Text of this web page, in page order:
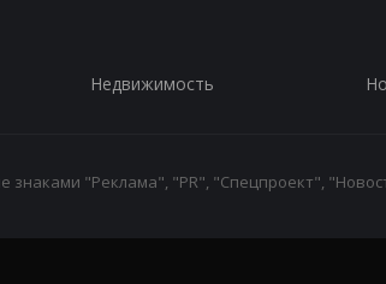
Недвижимость
знаками "Реклама", "PR", "Спецпроект",